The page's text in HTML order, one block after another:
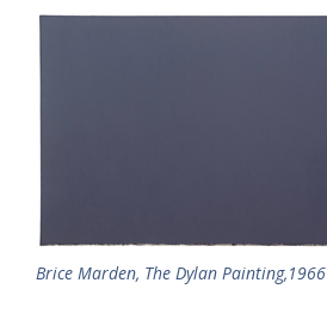
Brice Marden, The Dylan Painting,1966